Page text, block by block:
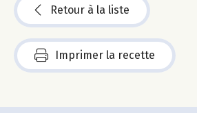
Retour à la liste
Imprimer la recette